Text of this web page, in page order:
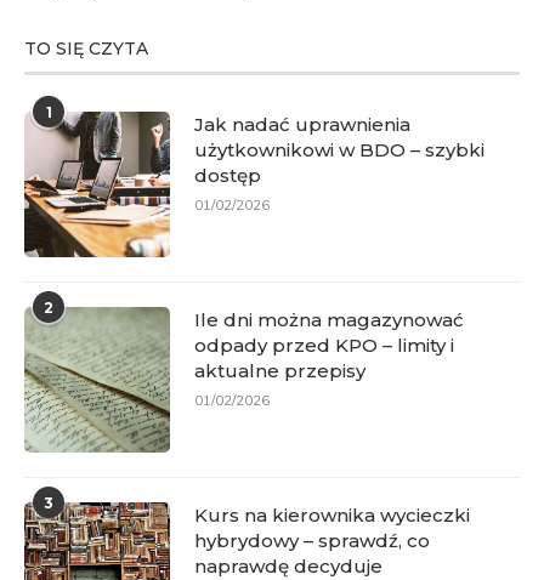
TO SIĘ CZYTA
1
Jak nadać uprawnienia
użytkownikowi w BDO – szybki
dostęp
01/02/2026
2
Ile dni można magazynować
odpady przed KPO – limity i
aktualne przepisy
01/02/2026
3
Kurs na kierownika wycieczki
hybrydowy – sprawdź, co
naprawdę decyduje